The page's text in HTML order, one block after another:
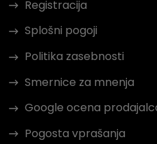
Registracija
Splošni pogoji
Politika zasebnosti
Smernice za mnenja
Google ocena
Pogosta vprašanja